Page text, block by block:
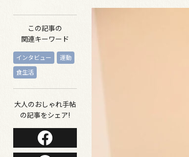
この記事の
関連キーワード
インタビュー
運動
食生活
大人のおしゃれ手帖
の記事をシェア!